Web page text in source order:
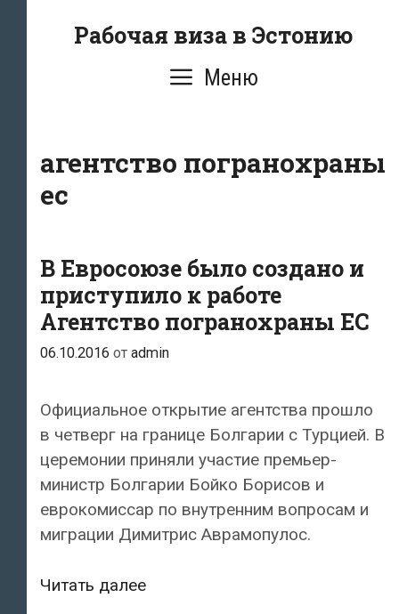
Рабочая виза в Эстонию
Меню
агентство погранохраны
ес
В Евросоюзе было создано и
приступило к работе
Агентство погранохраны ЕС
06.10.2016 от admin
Официальное открытие агентства прошло
в четверг на границе Болгарии с Турцией. В
церемонии приняли участие премьер-
министр Болгарии Бойко Борисов и
еврокомиссар по внутренним вопросам и
миграции Димитрис Аврамопулос.
Читать далееВ